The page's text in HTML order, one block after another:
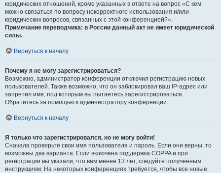
юридических отношений, кроме указанных в ответе на вопрос «С кем
можно связаться по вопросу некорректного использования и/или
юридических вопросов, связанных с этой конференцией?».
Примечание переводчика: в России данный акт не имеет юридической
силы..
Вернуться к началу
Почему я не могу зарегистрироваться?
Возможно, администратор конференции отключил регистрацию новых
пользователей. Также возможно, что он заблокировал ваш IP-адрес или
запретил имя, под которым вы пытаетесь зарегистрироваться.
Обратитесь за помощью к администратору конференции.
Вернуться к началу
Я только что зарегистрировался, но не могу войти!
Сначала проверьте свои имя пользователя и пароль. Если они верны, то
возможны два варианта. Если включена поддержка COPPA и при
регистрации вы указали, что вам менее 13 лет, следуйте полученным
инструкциям. На некоторых конференциях требуется, чтобы все новые